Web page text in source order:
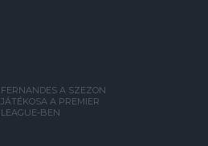
FERNANDES A SZEZON
JÁTÉKOSA A PREMIER
LEAGUE-BEN